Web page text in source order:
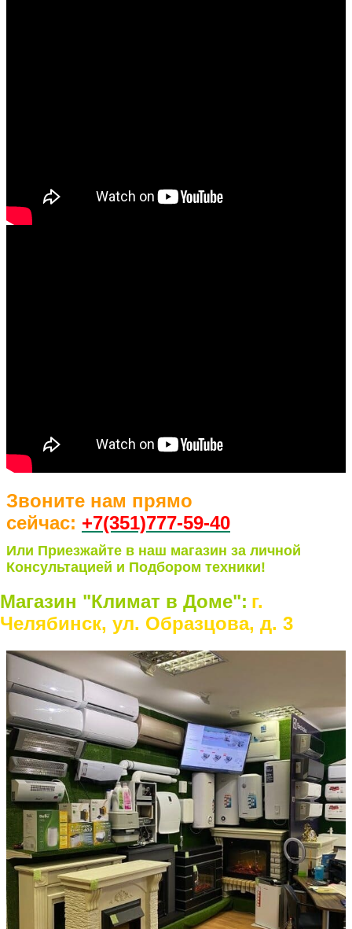
Звоните нам прямо
сейчас: +7(351)777-59-40
Или Приезжайте в наш магазин за личной
Консультацией и Подбором техники!
Магазин "Климат в Доме": г.
Челябинск, ул. Образцова, д. 3